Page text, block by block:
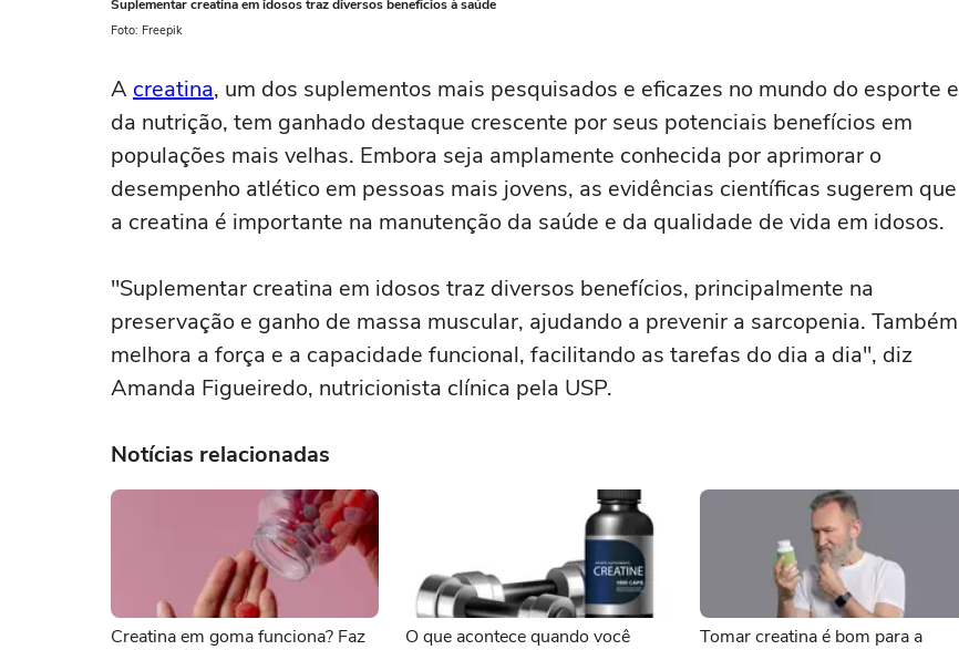
Suplementar creatina em idosos traz diversos benefícios à saúde
Foto: Freepik
A creatina, um dos suplementos mais pesquisados e eficazes no mundo do esporte e
da nutrição, tem ganhado destaque crescente por seus potenciais benefícios em
populações mais velhas. Embora seja amplamente conhecida por aprimorar o
desempenho atlético em pessoas mais jovens, as evidências científicas sugerem que
a creatina é importante na manutenção da saúde e da qualidade de vida em idosos.
"Suplementar creatina em idosos traz diversos benefícios, principalmente na
preservação e ganho de massa muscular, ajudando a prevenir a sarcopenia. Também
melhora a força e a capacidade funcional, facilitando as tarefas do dia a dia", diz
Amanda Figueiredo, nutricionista clínica pela USP.
Notícias relacionadas
Creatina em goma funciona? Faz
O que acontece quando você
Tomar creatina é bom para a